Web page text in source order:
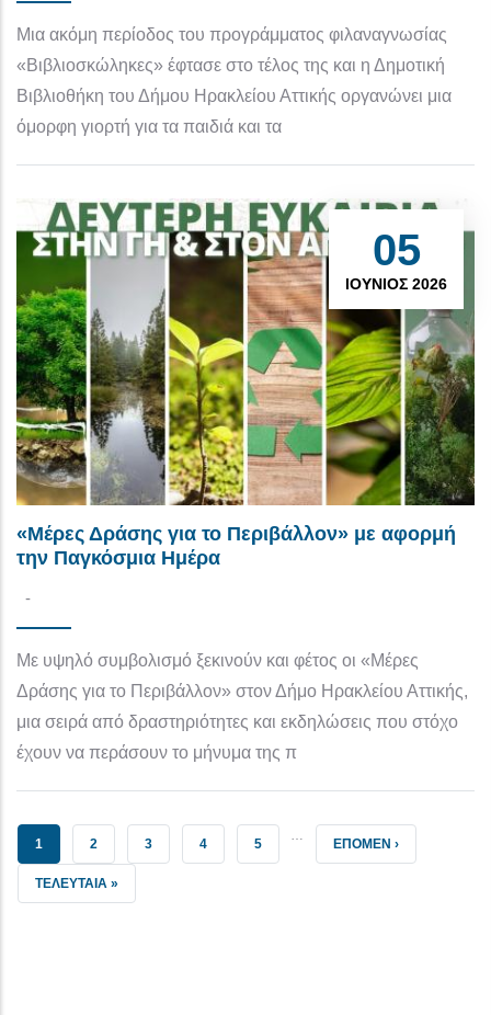
Μια ακόμη περίοδος του προγράμματος φιλαναγνωσίας
«Βιβλιοσκώληκες» έφτασε στο τέλος της και η Δημοτική
Βιβλιοθήκη του Δήμου Ηρακλείου Αττικής οργανώνει μια
όμορφη γιορτή για τα παιδιά και τα
05
ΙΟΎΝΙΟΣ 2026
«Μέρες Δράσης για το Περιβάλλον» με αφορμή
την Παγκόσμια Ημέρα
-
Με υψηλό συμβολισμό ξεκινούν και φέτος οι «Μέρες
Δράσης για το Περιβάλλον» στον Δήμο Ηρακλείου Αττικής,
μια σειρά από δραστηριότητες και εκδηλώσεις που στόχο
έχουν να περάσουν το μήνυμα της π
ΤΡΈΧΟΥΣΑ ΣΕΛΊΔΑ
1 ΣΕΛΊΔΑ
2 ΣΕΛΊΔΑ
3 ΣΕΛΊΔΑ
4 ΣΕΛΊΔΑ
5
… NEXT PAGE
ΕΠΟΜΕΝ ›
LAST PAGE
ΤΕΛΕΥΤΑΙΑ »